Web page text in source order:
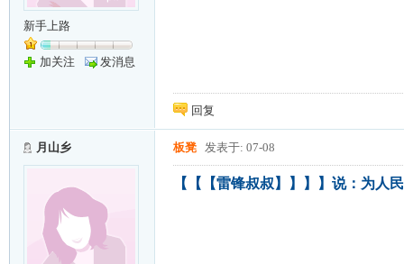
新手上路
加关注 发消息
回复
月山乡 板凳 发表于: 07-08
【【【雷锋叔叔】】】】说：为人